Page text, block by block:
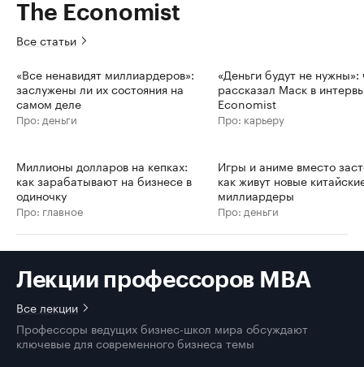
The Economist
Все статьи
«Все ненавидят миллиардеров»:
заслужены ли их состояния на
самом деле
Про: деньги
«Деньги будут не нужны»:
рассказал Маск в
Economist
Про: карьеру
Миллионы долларов на кепках:
как зарабатывают на бизнесе в
одиночку
Про: главное
Игры и аниме вместо
как живут новые
миллиардеры
Про: деньги
Лекции профессоров MBA
Все лекции
Профессоры ведущих бизнес-школ мира обсуждают
ключевые для современного бизнеса темы